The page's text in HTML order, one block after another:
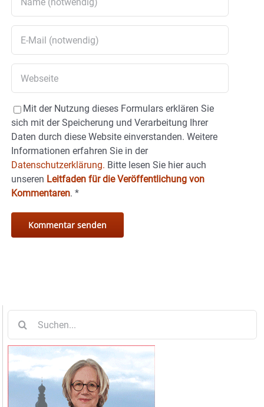
Mit der Nutzung dieses Formulars erklären Sie
sich mit der Speicherung und Verarbeitung Ihrer
Daten durch diese Website einverstanden. Weitere
Informationen erfahren Sie in der
Datenschutzerklärung. Bitte lesen Sie hier auch
unseren Leitfaden für die Veröffentlichung von
Kommentaren. *
nach: